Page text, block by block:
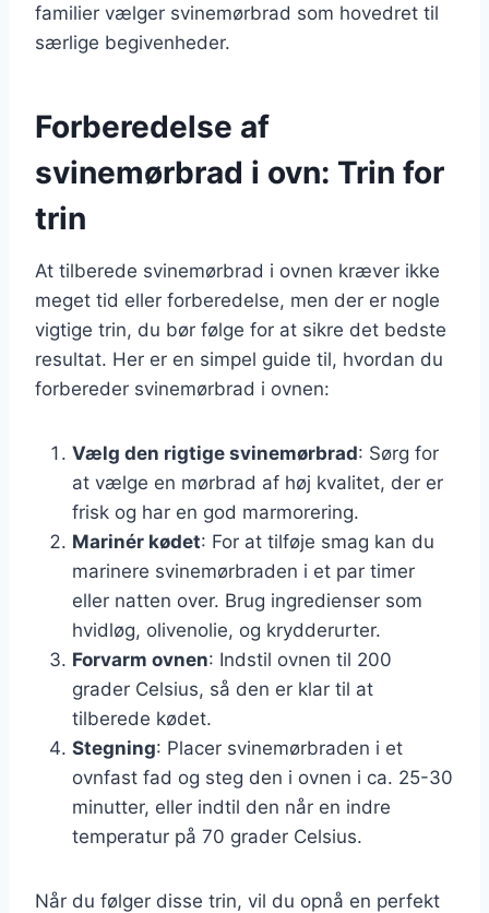
familier vælger svinemørbrad som hovedret til
særlige begivenheder.
Forberedelse af
svinemørbrad i ovn: Trin for
trin
At tilberede svinemørbrad i ovnen kræver ikke
meget tid eller forberedelse, men der er nogle
vigtige trin, du bør følge for at sikre det bedste
resultat. Her er en simpel guide til, hvordan du
forbereder svinemørbrad i ovnen:
Vælg den rigtige svinemørbrad: Sørg for
at vælge en mørbrad af høj kvalitet, der er
frisk og har en god marmorering.
Marinér kødet: For at tilføje smag kan du
marinere svinemørbraden i et par timer
eller natten over. Brug ingredienser som
hvidløg, olivenolie, og krydderurter.
Forvarm ovnen: Indstil ovnen til 200
grader Celsius, så den er klar til at
tilberede kødet.
Stegning: Placer svinemørbraden i et
ovnfast fad og steg den i ovnen i ca. 25-30
minutter, eller indtil den når en indre
temperatur på 70 grader Celsius.
Når du følger disse trin, vil du opnå en perfekt